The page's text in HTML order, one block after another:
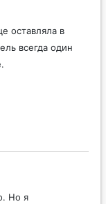
оставляла в
всегда один
Но я